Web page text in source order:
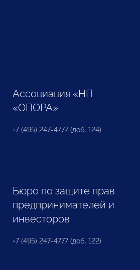
Ассоциация «НП
«ОПОРА»
+7 (495) 247-4777 (доб. 124)
Бюро по защите прав
предпринимателей и
инвесторов
+7 (495) 247-4777 (доб. 122)